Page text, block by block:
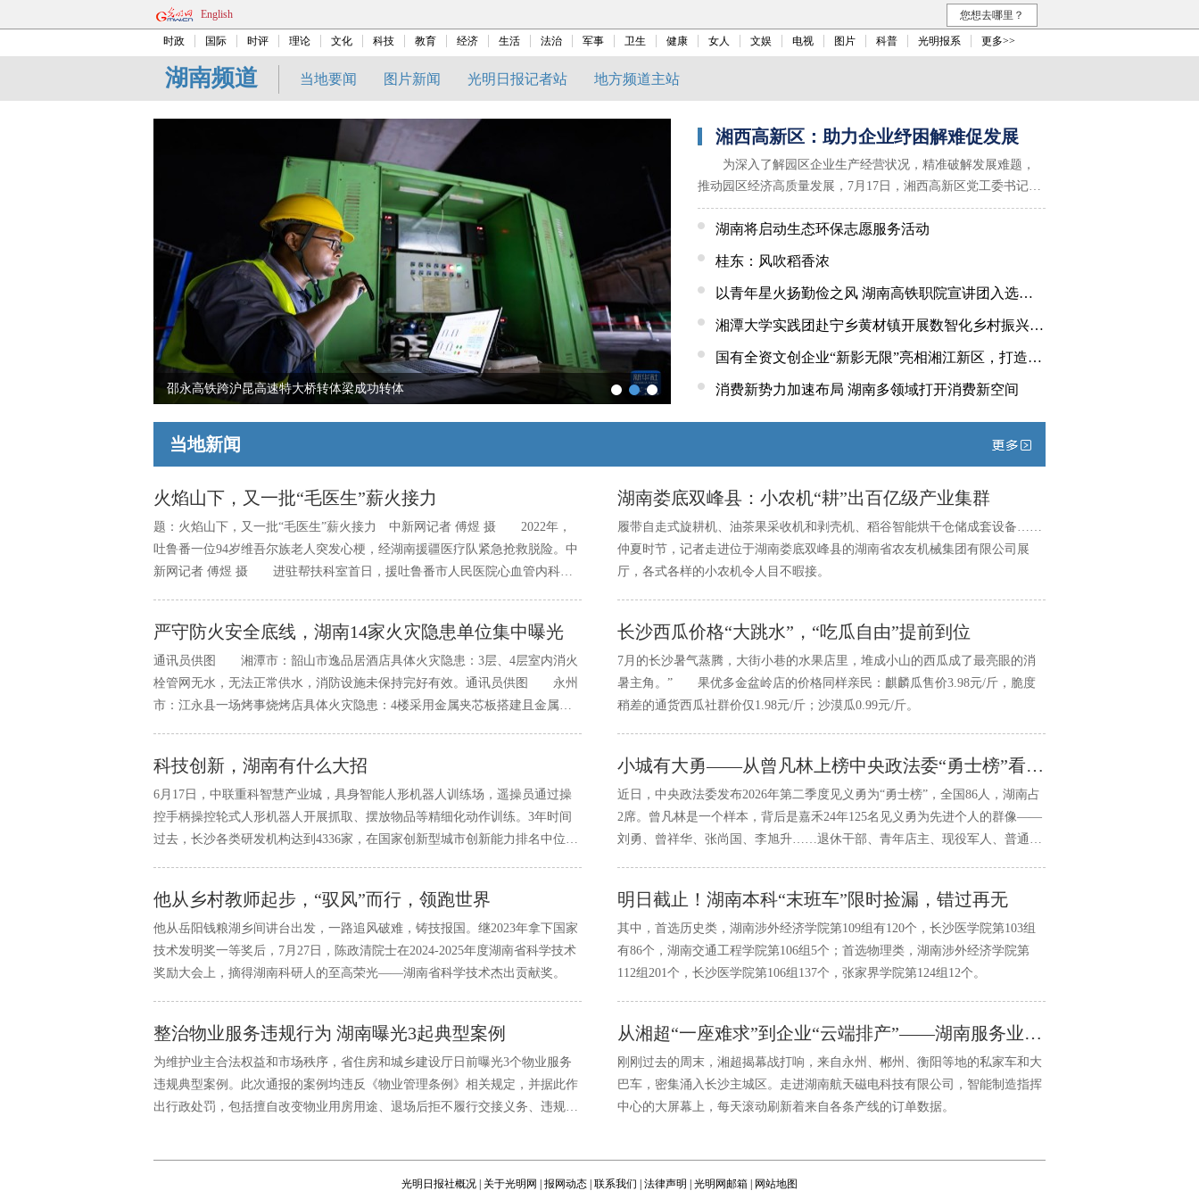
English 您想去哪里？
时政 国际 时评 理论 文化 科技 教育 经济 生活 法治 军事 卫生 健康 女人 文娱 电视 图片 科普 光明报系 更多>>
湖南频道 当地要闻 图片新闻 光明日报记者站 地方频道主站
邵永高铁跨沪昆高速特大桥转体梁成功转体 2026年全国乒乓球锦标赛（双打）在长沙顺利收官
湘西高新区：助力企业纾困解难促发展
为深入了解园区企业生产经营状况，精准破解发展难题，
推动园区经济高质量发展，7月17日，湘西高新区党工委书记杨
建军带队到区内重点企业开展专题调研，实地走访生产车间，
与企业负责人面对面交流，听诉求、解难题、促发展。区党工
委委员、管委会副主任皮丕军陪同调研。
湖南将启动生态环保志愿服务活动
桂东：风吹稻香浓
以青年星火扬勤俭之风 湖南高铁职院宣讲团入选国家级志愿宣讲团
湘潭大学实践团赴宁乡黄材镇开展数智化乡村振兴调研
国有全资文创企业“新影无限”亮相湘江新区，打造数字文创新引擎
消费新势力加速布局 湖南多领域打开消费新空间
当地新闻
火焰山下，又一批“毛医生”薪火接力
题：火焰山下，又一批“毛医生”薪火接力 中新网记者 傅煜 摄 2022年，
吐鲁番一位94岁维吾尔族老人突发心梗，经湖南援疆医疗队紧急抢救脱险。中
新网记者 傅煜 摄 进驻帮扶科室首日，援吐鲁番市人民医院心血管内科主
湖南娄底双峰县：小农机“耕”出百亿级产业集群
履带自走式旋耕机、油茶果采收机和剥壳机、稻谷智能烘干仓储成套设备……
仲夏时节，记者走进位于湖南娄底双峰县的湖南省农友机械集团有限公司展
厅，各式各样的小农机令人目不暇接。
严守防火安全底线，湖南14家火灾隐患单位集中曝光
通讯员供图 湘潭市：韶山市逸品居酒店具体火灾隐患：3层、4层室内消火
栓管网无水，无法正常供水，消防设施未保持完好有效。通讯员供图 永州
市：江永县一场烤事烧烤店具体火灾隐患：4楼采用金属夹芯板搭建且金属夹
长沙西瓜价格“大跳水”，“吃瓜自由”提前到位
7月的长沙暑气蒸腾，大街小巷的水果店里，堆成小山的西瓜成了最亮眼的消
暑主角。” 果优多金盆岭店的价格同样亲民：麒麟瓜售价3.98元/斤，脆度
稍差的通货西瓜社群价仅1.98元/斤；沙漠瓜0.99元/斤。
科技创新，湖南有什么大招
6月17日，中联重科智慧产业城，具身智能人形机器人训练场，遥操员通过操
控手柄操控轮式人形机器人开展抓取、摆放物品等精细化动作训练。3年时间
过去，长沙各类研发机构达到4336家，在国家创新型城市创新能力排名中位列
小城有大勇——从曾凡林上榜中央政法委“勇士榜”看嘉禾精神密码
近日，中央政法委发布2026年第二季度见义勇为“勇士榜”，全国86人，湖南占
2席。曾凡林是一个样本，背后是嘉禾24年125名见义勇为先进个人的群像——
刘勇、曾祥华、张尚国、李旭升……退休干部、青年店主、现役军人、普通农
他从乡村教师起步，“驭风”而行，领跑世界
他从岳阳钱粮湖乡间讲台出发，一路追风破难，铸技报国。继2023年拿下国家
技术发明奖一等奖后，7月27日，陈政清院士在2024-2025年度湖南省科学技术
奖励大会上，摘得湖南科研人的至高荣光——湖南省科学技术杰出贡献奖。
明日截止！湖南本科“末班车”限时捡漏，错过再无
其中，首选历史类，湖南涉外经济学院第109组有120个，长沙医学院第103组
有86个，湖南交通工程学院第106组5个；首选物理类，湖南涉外经济学院第
112组201个，长沙医学院第106组137个，张家界学院第124组12个。
整治物业服务违规行为 湖南曝光3起典型案例
为维护业主合法权益和市场秩序，省住房和城乡建设厅日前曝光3个物业服务
违规典型案例。此次通报的案例均违反《物业管理条例》相关规定，并据此作
出行政处罚，包括擅自改变物业用房用途、退场后拒不履行交接义务、违规出
从湘超“一座难求”到企业“云端排产”——湖南服务业扩能提质双线突围
刚刚过去的周末，湘超揭幕战打响，来自永州、郴州、衡阳等地的私家车和大
巴车，密集涌入长沙主城区。走进湖南航天磁电科技有限公司，智能制造指挥
中心的大屏幕上，每天滚动刷新着来自各条产线的订单数据。
光明日报社概况 关于光明网 报网动态 联系我们 法律声明 光明网邮箱 网站地图